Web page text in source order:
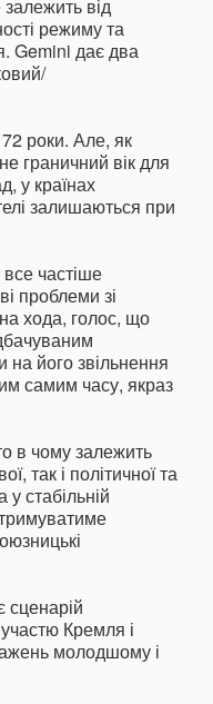
від
режиму та
Gemini дає два
роки. Але, як
граничний вік для
у країнах
залишаються при
частіше
проблеми зі
хода, голос, що
його звільнення
самим часу, якраз
в чому залежить
так і політичної та
у стабільній
Кремля і
молодшому і